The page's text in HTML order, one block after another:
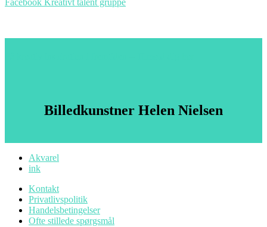
Billedkunstner Helen Nielsen
Akvarel
ink
Kontakt
Privatlivspolitik
Handelsbetingelser
Ofte stillede spørgsmål